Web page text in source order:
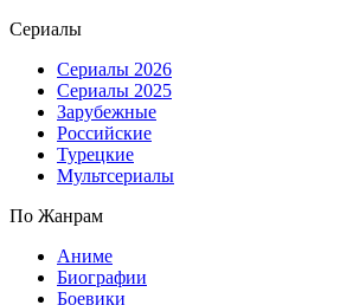
Сериалы
Сериалы 2026
Сериалы 2025
Зарубежные
Российские
Турецкие
Мультсериалы
По Жанрам
Аниме
Биографии
Боевики